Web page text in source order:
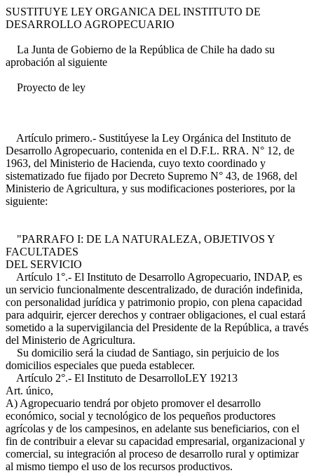
SUSTITUYE LEY ORGANICA DEL INSTITUTO DE
DESARROLLO AGROPECUARIO
La Junta de Gobierno de la República de Chile ha dado su
aprobación al siguiente
Proyecto de ley
Artículo primero.- Sustitúyese la Ley Orgánica del Instituto de
Desarrollo Agropecuario, contenida en el D.F.L. RRA. N° 12, de
1963, del Ministerio de Hacienda, cuyo texto coordinado y
sistematizado fue fijado por Decreto Supremo N° 43, de 1968, del
Ministerio de Agricultura, y sus modificaciones posteriores, por la
siguiente:
"PARRAFO I: DE LA NATURALEZA, OBJETIVOS Y
FACULTADES
DEL SERVICIO
Artículo 1°.- El Instituto de Desarrollo Agropecuario, INDAP, es
un servicio funcionalmente descentralizado, de duración indefinida,
con personalidad jurídica y patrimonio propio, con plena capacidad
para adquirir, ejercer derechos y contraer obligaciones, el cual estará
sometido a la supervigilancia del Presidente de la República, a través
del Ministerio de Agricultura.
Su domicilio será la ciudad de Santiago, sin perjuicio de los
domicilios especiales que pueda establecer.
Artículo 2°.- El Instituto de DesarrolloLEY 19213
Art. único,
A) Agropecuario tendrá por objeto promover el desarrollo
económico, social y tecnológico de los pequeños productores
agrícolas y de los campesinos, en adelante sus beneficiarios, con el
fin de contribuir a elevar su capacidad empresarial, organizacional y
comercial, su integración al proceso de desarrollo rural y optimizar
al mismo tiempo el uso de los recursos productivos.